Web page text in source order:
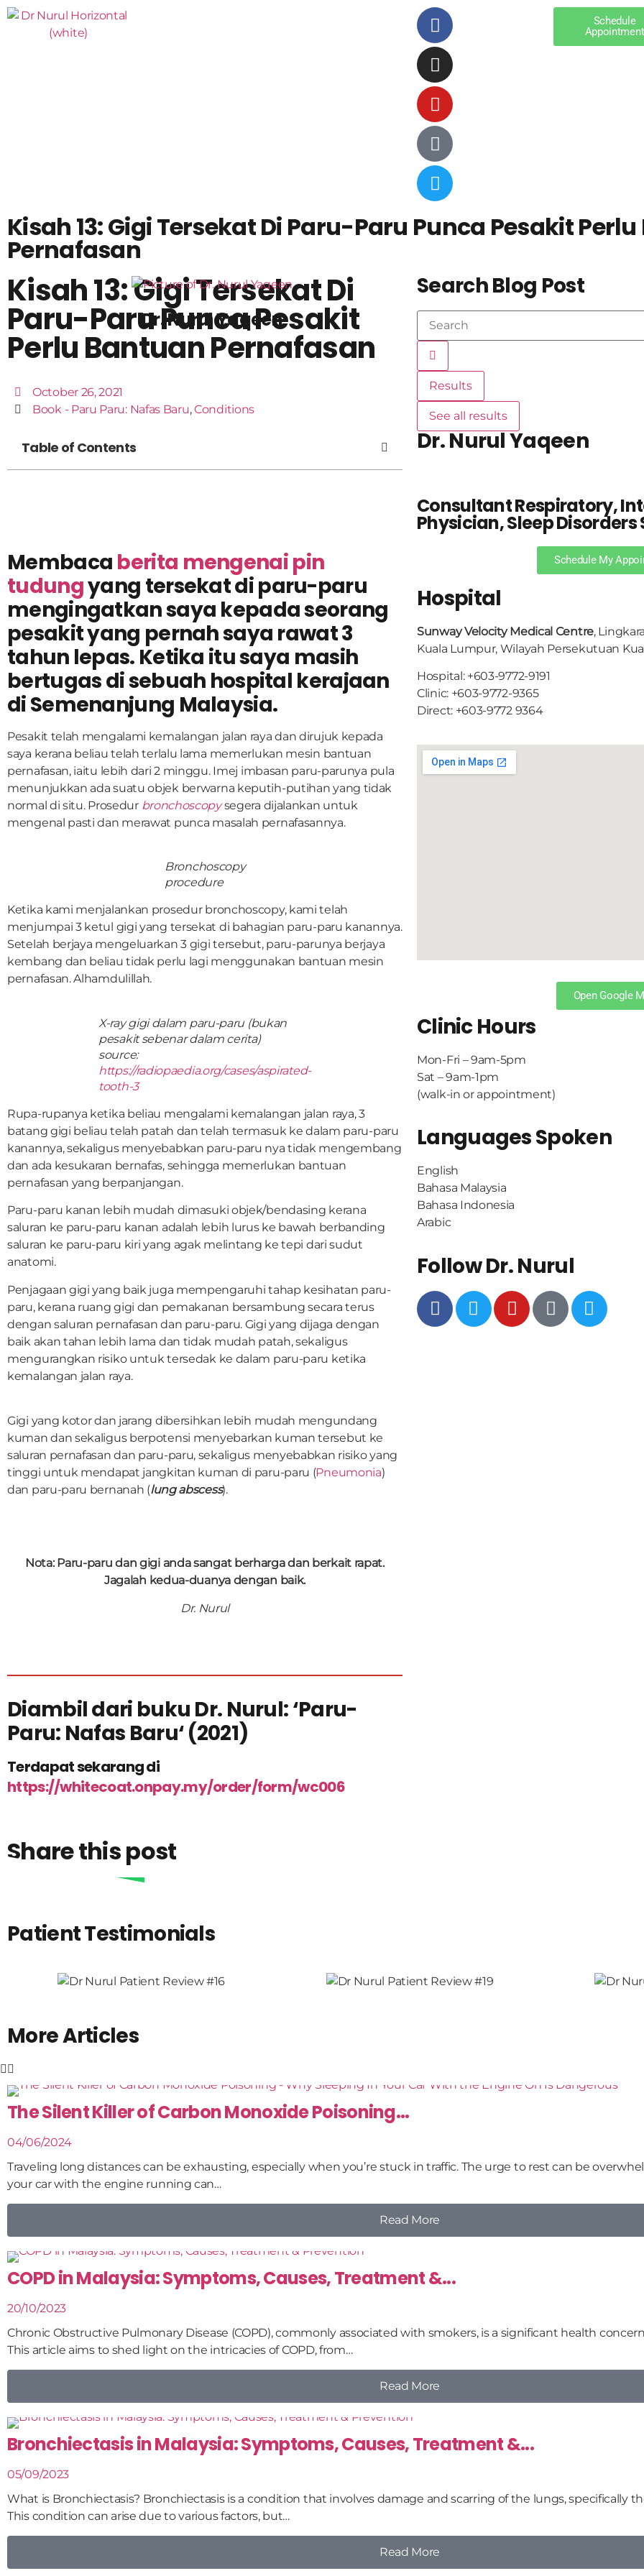
Schedule
Appointment
Kisah 13: Gigi Tersekat Di Paru-Paru Punca Pesakit
Pernafasan
Dr. Nurul Yaqeen
Kisah 13: Gigi Tersekat Di
Paru-Paru Punca Pesakit
Perlu Bantuan Pernafasan
October 26, 2021
Book - Paru Paru: Nafas Baru,Conditions
Table of Contents
Membaca berita mengenai pin
tudungyang tersekat di paru-paru
mengingatkan saya kepada seorang
pesakit yang pernah saya rawat 3
tahun lepas. Ketika itu saya masih
bertugas di sebuah hospital kerajaan
di Semenanjung Malaysia.
Pesakit telah mengalami kemalangan jalan raya dan dirujuk kepada
saya kerana beliau telah terlalu lama memerlukan mesin bantuan
pernafasan, iaitu lebih dari 2 minggu. Imej imbasan paru-parunya pula
menunjukkan ada suatu objek berwarna keputih-putihan yang tidak
normal di situ. Prosedur bronchoscopysegera dijalankan untuk
mengenal pasti dan merawat punca masalah pernafasannya.
Bronchoscopy
procedure
Ketika kami menjalankan prosedur bronchoscopy, kami telah
menjumpai 3 ketul gigi yang tersekat di bahagian paru-paru kanannya.
Setelah berjaya mengeluarkan 3 gigi tersebut, paru-parunya berjaya
kembang dan beliau tidak perlu lagi menggunakan bantuan mesin
pernafasan. Alhamdulillah.
X-ray gigi dalam paru-paru (bukan
pesakit sebenar dalam cerita)
source:
https://radiopaedia.org/cases/aspirated-
tooth-3
Rupa-rupanya ketika beliau mengalami kemalangan jalan raya, 3
batang gigi beliau telah patah dan telah termasuk ke dalam paru-paru
kanannya, sekaligus menyebabkan paru-paru nya tidak mengembang
dan ada kesukaran bernafas, sehingga memerlukan bantuan
pernafasan yang berpanjangan.
Paru-paru kanan lebih mudah dimasuki objek/bendasing kerana
saluran ke paru-paru kanan adalah lebih lurus ke bawah berbanding
saluran ke paru-paru kiri yang agak melintang ke tepi dari sudut
anatomi.
Penjagaan gigi yang baik juga mempengaruhi tahap kesihatan paru-
paru, kerana ruang gigi dan pemakanan bersambung secara terus
dengan saluran pernafasan dan paru-paru. Gigi yang dijaga dengan
baik akan tahan lebih lama dan tidak mudah patah, sekaligus
mengurangkan risiko untuk tersedak ke dalam paru-paru ketika
kemalangan jalan raya.
Gigi yang kotor dan jarang dibersihkan lebih mudah mengundang
kuman dan sekaligus berpotensi menyebarkan kuman tersebut ke
saluran pernafasan dan paru-paru, sekaligus menyebabkan risiko yang
tinggi untuk mendapat jangkitan kuman di paru-paru (Pneumonia)
dan paru-paru bernanah (lung abscess).
Nota: Paru-paru dan gigi anda sangat berharga dan berkait rapat.
Jagalah kedua-duanya dengan baik.
Dr. Nurul
Diambil dari buku Dr. Nurul: ‘Paru-
Paru: Nafas Baru‘ (2021)
Terdapat sekarang di
https://whitecoat.onpay.my/order/form/wc006
Share this post
Search Blog Post
Results
See all results
Dr. Nurul Yaqeen
Consultant Respiratory,
Physician, Sleep
Schedule My
Hospital
Sunway Velocity Medical Centre,
Kuala Lumpur, Wilayah Persekutuan
Hospital: +603-9772-9191
Clinic: +603-9772-9365
Direct: +603-9772 9364
Open Google
Clinic Hours
Mon-Fri – 9am-5pm
Sat – 9am-1pm
(walk-in or appointment)
Languages Spoken
English
Bahasa Malaysia
Bahasa Indonesia
Arabic
Follow Dr. Nurul
Patient Testimonials
More Articles
The Silent Killer of Carbon Monoxide Poisoning...
04/06/2024
Traveling long distances can be exhausting, especially when you’re stuck in traffic. The urge to rest can be
your car with the engine running can…
Read More
COPD in Malaysia: Symptoms, Causes, Treatment &...
20/10/2023
Chronic Obstructive Pulmonary Disease (COPD), commonly associated with smokers, is a significant health
This article aims to shed light on the intricacies of COPD, from…
Read More
Bronchiectasis in Malaysia: Symptoms, Causes, Treatment &...
05/09/2023
What is Bronchiectasis? Bronchiectasis is a condition that involves damage and scarring of the lungs, specifically
This condition can arise due to various factors, but…
Read More